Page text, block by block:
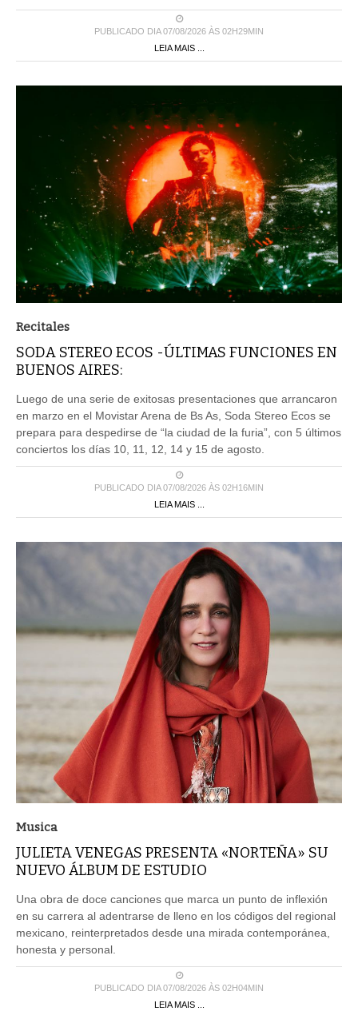
PUBLICADO DIA 07/08/2026 ÀS 02H29MIN
LEIA MAIS ...
Recitales
SODA STEREO ECOS -ÚLTIMAS FUNCIONES EN
BUENOS AIRES:
Luego de una serie de exitosas presentaciones que arrancaron
en marzo en el Movistar Arena de Bs As, Soda Stereo Ecos se
prepara para despedirse de “la ciudad de la furia”, con 5 últimos
conciertos los días 10, 11, 12, 14 y 15 de agosto.
PUBLICADO DIA 07/08/2026 ÀS 02H16MIN
LEIA MAIS ...
Musica
JULIETA VENEGAS PRESENTA «NORTEÑA» SU
NUEVO ÁLBUM DE ESTUDIO
Una obra de doce canciones que marca un punto de inflexión
en su carrera al adentrarse de lleno en los códigos del regional
mexicano, reinterpretados desde una mirada contemporánea,
honesta y personal.
PUBLICADO DIA 07/08/2026 ÀS 02H04MIN
LEIA MAIS ...